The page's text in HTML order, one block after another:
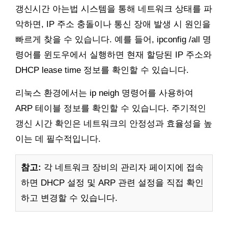
갱신시간 아는법 시스템을 통해 네트워크 상태를 파
악하면, IP 주소 충돌이나 통신 장애 발생 시 원인을
빠르게 찾을 수 있습니다. 예를 들어, ipconfig /all 명
령어를 윈도우에서 실행하면 현재 할당된 IP 주소와
DHCP lease time 정보를 확인할 수 있습니다.
리눅스 환경에서는 ip neigh 명령어를 사용하여
ARP 테이블 정보를 확인할 수 있습니다. 주기적인
갱신 시간 확인은 네트워크의 안정성과 효율성을 높
이는 데 필수적입니다.
참고: 각 네트워크 장비의 관리자 페이지에 접속
하면 DHCP 설정 및 ARP 관련 설정을 직접 확인
하고 변경할 수 있습니다.